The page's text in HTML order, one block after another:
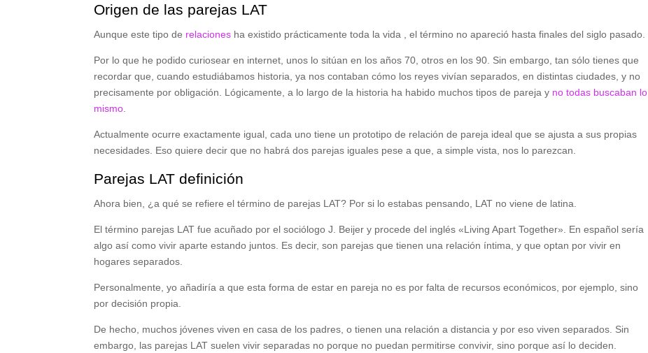
Origen de las parejas LAT
Aunque este tipo de relaciones ha existido prácticamente toda la vida , el término no apareció hasta finales del siglo pasado.
Por lo que he podido curiosear en internet, unos lo sitúan en los años 70, otros en los 90. Sin embargo, tan sólo tienes que
recordar que, cuando estudiábamos historia, ya nos contaban cómo los reyes vivían separados, en distintas ciudades, y no
precisamente por obligación. Lógicamente, a lo largo de la historia ha habido muchos tipos de pareja y no todas buscaban lo
mismo
Actualmente ocurre exactamente igual, cada uno tiene un prototipo de relación de pareja ideal que se ajusta a sus propias
necesidades. Eso quiere decir que no habrá dos parejas iguales pese a que, a simple vista, nos lo parezcan.
Parejas LAT definición
Ahora bien, ¿a qué se refiere el término de parejas LAT? Por si lo estabas pensando, LAT no viene de latina.
El término parejas LAT fue acuñado por el sociólogo J. Beijer y procede del inglés «Living Apart Together». En español sería
algo así como vivir aparte estando juntos. Es decir, son parejas que tienen una relación íntima, y que optan por vivir en
hogares separados.
Personalmente, yo añadiría a que esta forma de estar en pareja no es por falta de recursos económicos, por ejemplo, sino
por decisión propia.
De hecho, muchos jóvenes viven en casa de los padres, o tienen una relación a distancia y por eso viven separados. Sin
embargo, las parejas LAT suelen vivir separadas no porque no puedan permitirse convivir, sino porque así lo deciden.